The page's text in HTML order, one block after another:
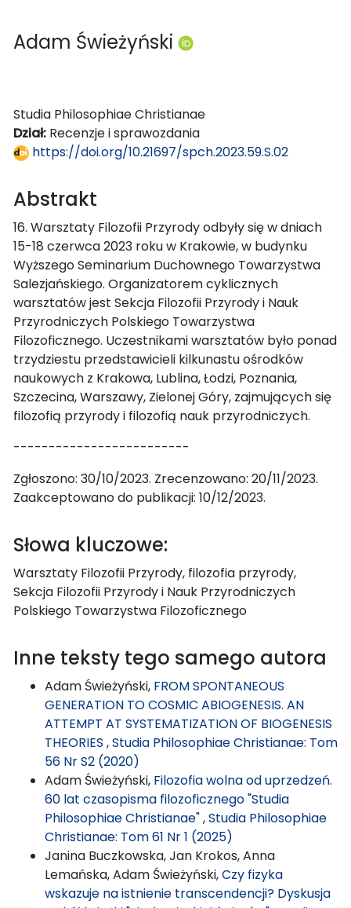
Adam Świeżyński
Studia Philosophiae Christianae
Dział: Recenzje i sprawozdania
https://doi.org/10.21697/spch.2023.59.S.02
Abstrakt
16. Warsztaty Filozofii Przyrody odbyły się w dniach
15-18 czerwca 2023 roku w Krakowie, w budynku
Wyższego Seminarium Duchownego Towarzystwa
Salezjańskiego. Organizatorem cyklicznych
warsztatów jest Sekcja Filozofii Przyrody i Nauk
Przyrodniczych Polskiego Towarzystwa
Filozoficznego. Uczestnikami warsztatów było ponad
trzydziestu przedstawicieli kilkunastu ośrodków
naukowych z Krakowa, Lublina, Łodzi, Poznania,
Szczecina, Warszawy, Zielonej Góry, zajmujących się
filozofią przyrody i filozofią nauk przyrodniczych.
-------------------------
Zgłoszono: 30/10/2023. Zrecenzowano: 20/11/2023.
Zaakceptowano do publikacji: 10/12/2023.
Słowa kluczowe:
Warsztaty Filozofii Przyrody, filozofia przyrody,
Sekcja Filozofii Przyrody i Nauk Przyrodniczych
Polskiego Towarzystwa Filozoficznego
Inne teksty tego samego autora
Adam Świeżyński, FROM SPONTANEOUS
GENERATION TO COSMIC ABIOGENESIS. AN
ATTEMPT AT SYSTEMATIZATION OF BIOGENESIS
THEORIES ,Studia Philosophiae Christianae: Tom
56 Nr S2 (2020)
Adam Świeżyński, Filozofia wolna od uprzedzeń.
60 lat czasopisma filozoficznego "Studia
Philosophiae Christianae",Studia Philosophiae
Christianae: Tom 61 Nr 1 (2025)
Janina Buczkowska, Jan Krokos, Anna
Lemańska, Adam Świeżyński,Czy fizyka
wskazuje na istnienie transcendencji? Dyskusja